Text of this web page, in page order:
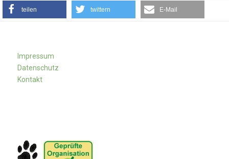
teilen twittern E-Mail
Impressum
Datenschutz
Kontakt